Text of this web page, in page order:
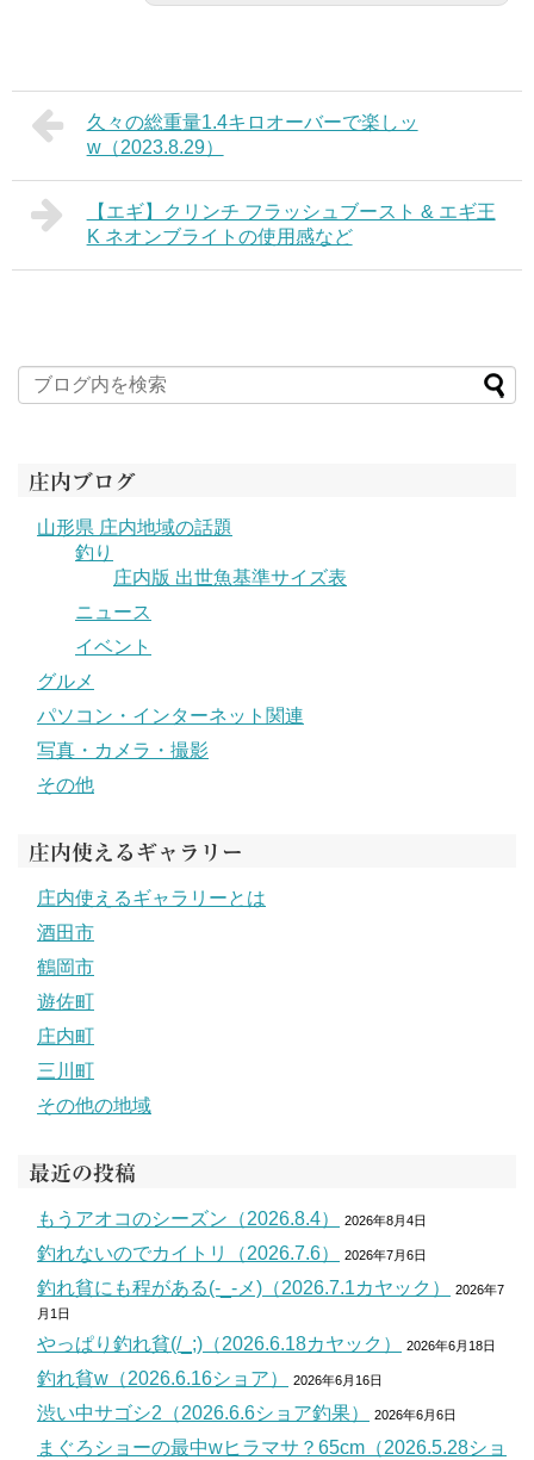
久々の総重量1.4キロオーバーで楽しッ
w（2023.8.29）
【エギ】クリンチ フラッシュブースト & エギ王
K ネオンブライトの使用感など
庄内ブログ
山形県 庄内地域の話題
釣り
庄内版 出世魚基準サイズ表
ニュース
イベント
グルメ
パソコン・インターネット関連
写真・カメラ・撮影
その他
庄内使えるギャラリー
庄内使えるギャラリーとは
酒田市
鶴岡市
遊佐町
庄内町
三川町
その他の地域
最近の投稿
もうアオコのシーズン（2026.8.4） 2026年8月4日
釣れないのでカイトリ（2026.7.6） 2026年7月6日
釣れ貧にも程がある(-_-メ)（2026.7.1カヤック）
2026年7
月1日
やっぱり釣れ貧(/_;)（2026.6.18カヤック） 2026年6月18日
釣れ貧w（2026.6.16ショア） 2026年6月16日
渋い中サゴシ2（2026.6.6ショア釣果） 2026年6月6日
まぐろショーの最中wヒラマサ？65cm（2026.5.28ショ